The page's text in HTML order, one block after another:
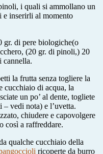
i quali si ammollano un
e inserirli al momento
gr. di pere biologiche(o
(20 gr. di pinoli,) 20
cannella.
la frutta senza togliere la
cucchiaio di acqua, la
un po’ al dente, togliete
vedi nota) e l’uvetta.
chiudere e capovolgere
così a raffreddare.
qualche cucchiaio della
ricoperte da burro